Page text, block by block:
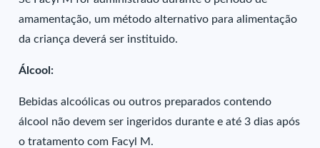
amamentação, um método alternativo para alimentação
da criança deverá ser instituido.
Álcool:
Bebidas alcoólicas ou outros preparados contendo
álcool não devem ser ingeridos durante e até 3 dias após
o tratamento com Facyl M.